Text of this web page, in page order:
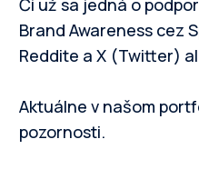
Či už sa jedná o
Brand Awareness cez
Reddite a X (Twitter)
Aktuálne v našom
pozornosti.